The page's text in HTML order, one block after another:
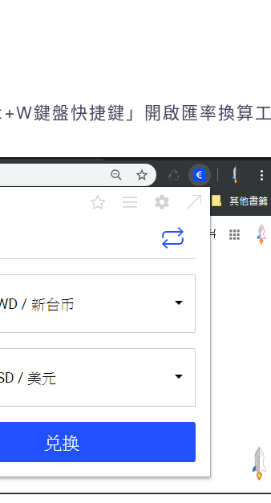
鍵盤快捷鍵」開啟匯率換算工